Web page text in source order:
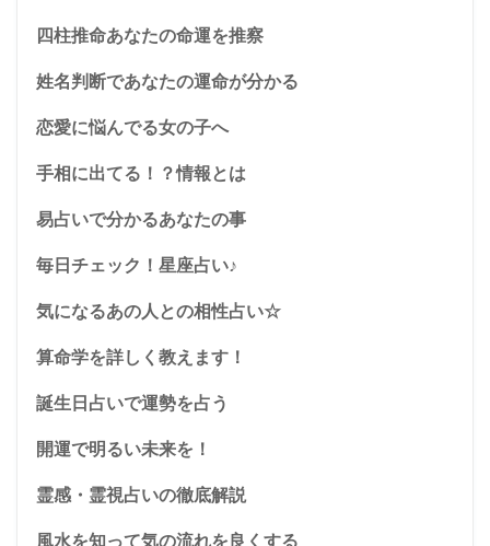
四柱推命あなたの命運を推察
姓名判断であなたの運命が分かる
恋愛に悩んでる女の子へ
手相に出てる！？情報とは
易占いで分かるあなたの事
毎日チェック！星座占い♪
気になるあの人との相性占い☆
算命学を詳しく教えます！
誕生日占いで運勢を占う
開運で明るい未来を！
霊感・霊視占いの徹底解説
風水を知って気の流れを良くする